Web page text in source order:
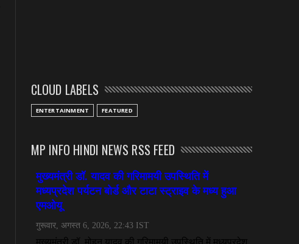
CLOUD LABELS
ENTERTAINMENT FEATURED
MP INFO HINDI NEWS RSS FEED